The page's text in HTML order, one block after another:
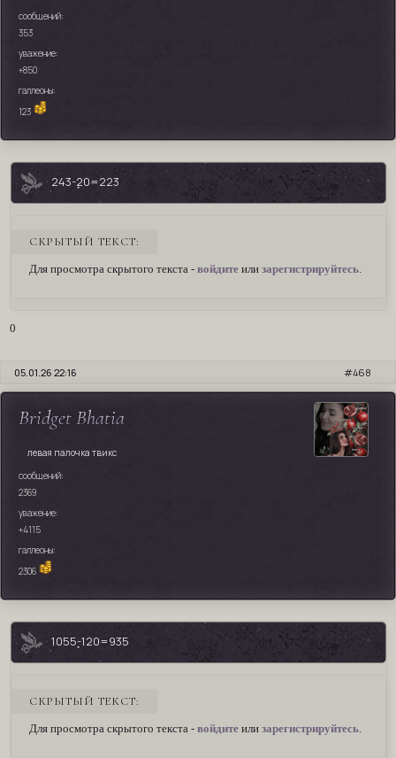
сообщений:
353
уважение:
+850
галлеоны:
123
243-20=223
СКРЫТЫЙ ТЕКСТ:
Для просмотра скрытого текста - войдите или зарегистрируйтесь
0
468
05.01.26 22:16
Bridget Bhatia
левая палочка твикс
сообщений:
2369
уважение:
+4115
галлеоны:
2306
1055-120=935
СКРЫТЫЙ ТЕКСТ:
Для просмотра скрытого текста - войдите или зарегистрируйтесь